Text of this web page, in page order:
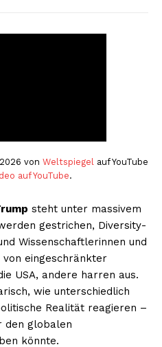
von Weltspiegel auf YouTube
auf YouTube.
steht unter massivem
gestrichen, Diversity-
Wissenschaftlerinnen und
eingeschränkter
USA, andere harren aus.
wie unterschiedlich
Realität reagieren –
den globalen
könnte.